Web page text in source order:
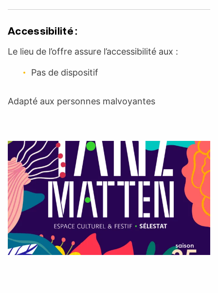
Accessibilité :
Le lieu de l’offre assure l’accessibilité aux :
Pas de dispositif
Adapté aux personnes malvoyantes